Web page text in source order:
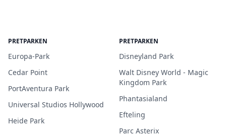
PRETPARKEN
Europa-Park
Cedar Point
PortAventura Park
Universal Studios Hollywood
Heide Park
PRETPARKEN
Disneyland Park
Walt Disney World - Magic
Kingdom Park
Phantasialand
Efteling
Parc Asterix